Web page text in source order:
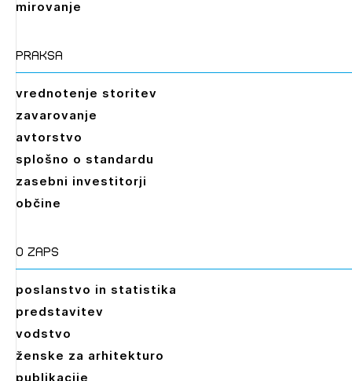
mirovanje
praksa
vrednotenje storitev
zavarovanje
avtorstvo
splošno o standardu
zasebni investitorji
občine
O zaps
poslanstvo in statistika
predstavitev
vodstvo
ženske za arhitekturo
publikacije